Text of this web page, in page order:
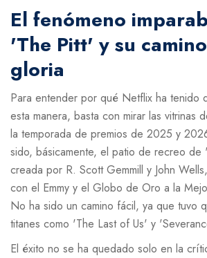
El fenómeno
'The Pitt' y su
gloria
Para entender por qué Netflix ha tenido
esta manera, basta con mirar las vitrinas
la temporada de premios de 2025 y
sido, básicamente, el patio de recreo de
creada por R. Scott Gemmill y John Wells
con el Emmy y el Globo de Oro a la
No ha sido un camino fácil, ya que tuvo
titanes como 'The Last of Us' y
El éxito no se ha quedado solo en la